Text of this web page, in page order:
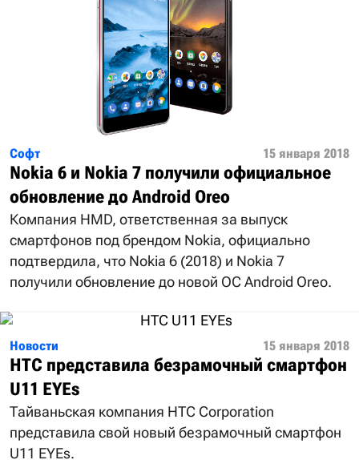
Софт 15 января 2018
Nokia 6 и Nokia 7 получили официальное
обновление до Android Oreo
Компания HMD, ответственная за выпуск
смартфонов под брендом Nokia, официально
подтвердила, что Nokia 6 (2018) и Nokia 7
получили обновление до новой ОС Android Oreo.
Новости 15 января 2018
HTC представила безрамочный смартфон
U11 EYEs
Тайваньская компания HTC Corporation
представила свой новый безрамочный смартфон
U11 EYEs.